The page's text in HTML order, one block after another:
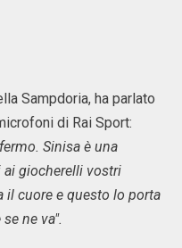
Sampdoria, ha parlato
di Rai Sport:
Sinisa è una
ai giocherelli vostri
il cuore e questo lo porta
ne va".